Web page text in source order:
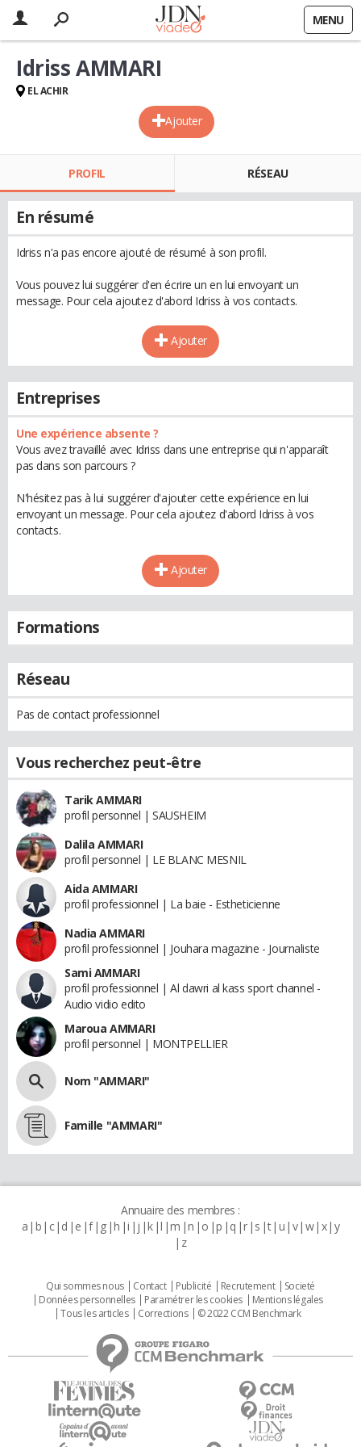
MENU
Ajouter
Idriss AMMARI
EL ACHIR
PROFIL RÉSEAU
En résumé
Idriss n'a pas encore ajouté de résumé à son profil.
Vous pouvez lui suggérer d'en écrire un en lui envoyant un
message. Pour cela ajoutez d'abord Idriss à vos contacts.
Ajouter
Entreprises
Une expérience absente ?
Vous avez travaillé avec Idriss dans une entreprise qui n'apparaît
pas dans son parcours ?
N'hésitez pas à lui suggérer d'ajouter cette expérience en lui
envoyant un message. Pour cela ajoutez d'abord Idriss à vos
contacts.
Ajouter
Formations
Réseau
Pas de contact professionnel
Vous recherchez peut-être
Tarik AMMARI
profil personnel | SAUSHEIM
Dalila AMMARI
profil personnel | LE BLANC MESNIL
Aida AMMARI
profil professionnel | La baie - Estheticienne
Nadia AMMARI
profil professionnel | Jouhara magazine - Journaliste
Sami AMMARI
profil professionnel | Al dawri al kass sport channel -
Audio vidio edito
Maroua AMMARI
profil personnel | MONTPELLIER
Nom "AMMARI"
Famille "AMMARI"
Annuaire des membres :
a b c d e f g h i j k l m n o p q r s t u v w x y
z
Qui sommes nous Contact Publicité Recrutement
Societé
Données personnelles
Paramétrer les cookies
Mentions légales
Tous les articles
Corrections © 2022 CCM Benchmark